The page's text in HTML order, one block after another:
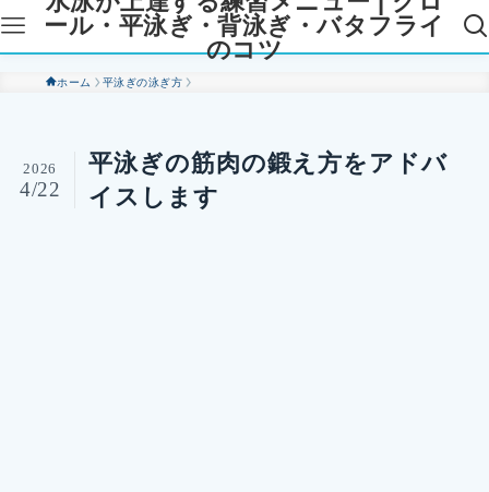
ール・平泳ぎ・背泳ぎ・バタフライ
のコツ
ホーム 平泳ぎの泳ぎ方
平泳ぎの筋肉の鍛え方をアドバ
イスします
2026
4/22